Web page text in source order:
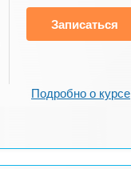
Записаться
Подробно о курсе